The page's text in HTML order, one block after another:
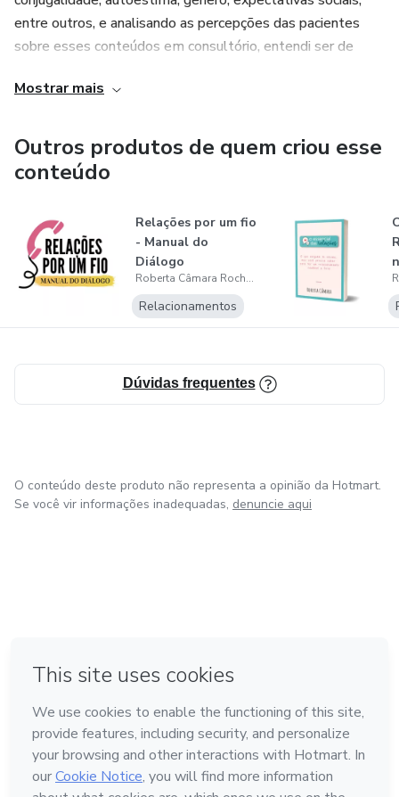
entre outros, e analisando as percepções das pacientes
sobre esses conteúdos em consultório, entendi ser de
conceitos, evitando assim entendimentos enviesados e
credibilidade científica.
Mostrar mais
Outros produtos de quem criou esse
conteúdo
Relações por um fio
- Manual do
Diálogo
Roberta Câmara Rocha Menezes
Relacionamentos
Dúvidas frequentes
O conteúdo deste produto não representa a opinião da Hotmart.
Se você vir informações inadequadas, denuncie aqui
Feito com ❤ em Bogotá
Conheça a Hotmart